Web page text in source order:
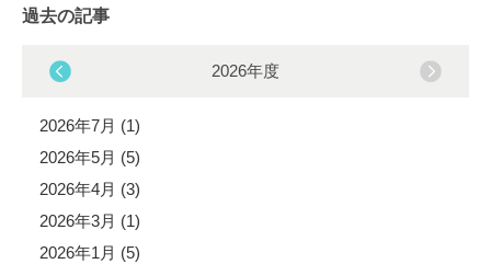
過去の記事
2026年度
2026年7月 (1)
2026年5月 (5)
2026年4月 (3)
2026年3月 (1)
2026年1月 (5)